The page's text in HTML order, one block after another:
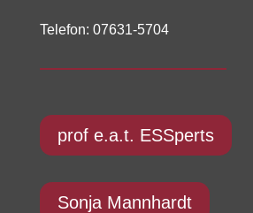
Telefon: 07631-5704
prof e.a.t. ESSperts
Sonja Mannhardt